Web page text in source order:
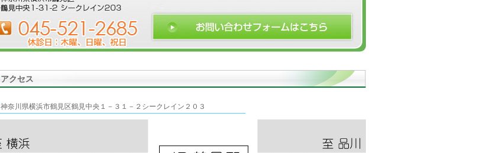
アクセス
神奈川県横浜市鶴見区鶴見中央１－３１－２シークレイン２０３